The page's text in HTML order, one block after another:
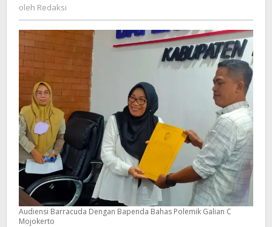
oleh Redaksi
Audiensi Barracuda Dengan Bapenda Bahas Polemik Galian C
Mojokerto